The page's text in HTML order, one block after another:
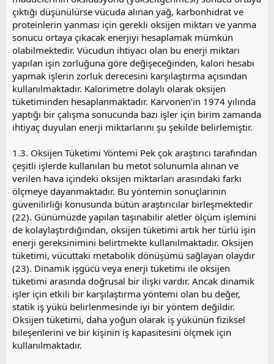
çıktığı düşünülürse vücuda alınan yağ, karbonhidrat ve
proteinlerin yanması için gerekli oksijen miktarı ve yanma
sonucu ortaya çıkacak enerjiyi hesaplamak mümkün
olabilmektedir. Vücudun ihtiyacı olan bu enerji miktarı
yapılan işin zorluğuna göre değişeceğinden, kalori hesabı
yapmak işlerin zorluk derecesini karşılaştırma açısından
kullanılmaktadır. Kalorimetre dolaylı olarak oksijen
tüketiminden hesaplanmaktadır. Karvonen’in 1974 yılında
yaptığı bir çalışma sonucunda bazı işler için birim zamanda
ihtiyaç duyulan enerji miktarlarını şu şekilde belirlemiştir.
1.3. Oksijen Tüketimi Yöntemi Pek çok araştırıcı tarafından
çeşitli işlerde kullanılan bu metot solunumla alınan ve
verilen hava içindeki oksijen miktarları arasındaki farkı
ölçmeye dayanmaktadır. Bu yöntemin sonuçlarının
güvenilirliği konusunda bütün araştırıcılar birleşmektedir
(22). Günümüzde yapılan taşınabilir aletler ölçüm işlemini
de kolaylaştırdığından, oksijen tüketimi artık her türlü işin
enerji gereksinimini belirtmekte kullanılmaktadır. Oksijen
tüketimi, vücuttaki metabolik dönüşümü sağlayan olaydır
(23). Dinamik işgücü veya enerji tüketimi ile oksijen
tüketimi arasında doğrusal bir ilişki vardır. Ancak dinamik
işler için etkili bir karşılaştırma yöntemi olan bu değer,
statik iş yükü belirlenmesinde iyi bir yöntem değildir.
Oksijen tüketimi, daha yoğun olarak iş yükünün fiziksel
bileşenlerini ve bir kişinin iş kapasitesini ölçmek için
kullanılmaktadır.